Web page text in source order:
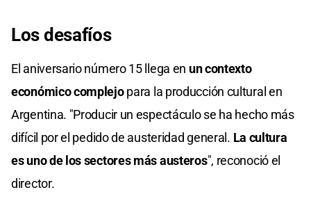
Los desafíos
El aniversario número 15 llega en un contexto
económico complejopara la producción cultural en
Argentina. "Producir un espectáculo se ha hecho más
difícil por el pedido de austeridad general. La cultura
es uno de los sectores más austeros", reconoció el
director.